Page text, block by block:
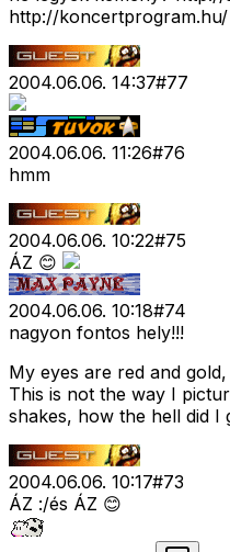
http://koncertprogram.hu/
2004.06.06. 14:37#77
2004.06.06. 11:26#76
hmm
2004.06.06. 10:22#75
ÁZ 😊
2004.06.06. 10:18#74
nagyon fontos hely!!!
My eyes are red and
This is not the way I
shakes, how the hell did I
2004.06.06. 10:17#73
ÁZ :/és ÁZ 😊